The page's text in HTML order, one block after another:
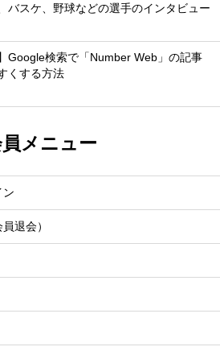
バスケ、野球などの選手のインタビュー
Google検索で「Number Web」の記事
くする方法
メニュー
ン
退会）